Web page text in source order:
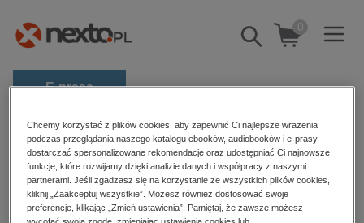
Pokaż/schowaj
wyszukiwarkę
0
E-prasa
Kategorie
Zobacz wszystkie E-prasa
budownictwo, aranżacja wnętrz
biznesowe, branżowe, gospodarka
Strona główna audiobooki Wakacje i podróże
Wakacje i podróże – audiobooki
Chcemy korzystać z plików cookies, aby zapewnić Ci najlepsze wrażenia
podczas przeglądania naszego katalogu ebooków, audiobooków i e-prasy,
dostarczać spersonalizowane rekomendacje oraz udostępniać Ci najnowsze
funkcje, które rozwijamy dzięki analizie danych i współpracy z naszymi
partnerami. Jeśli zgadzasz się na korzystanie ze wszystkich plików cookies,
kliknij „Zaakceptuj wszystkie”. Możesz również dostosować swoje
preferencje, klikając „Zmień ustawienia”. Pamiętaj, że zawsze możesz